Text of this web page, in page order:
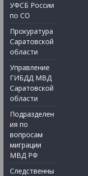
УФСБ России
по СО
Прокуратура
Саратовской
области
Управление
ГИБДД МВД
Саратовской
области
Подразделен
ия по
вопросам
миграции
МВД РФ
Следственны